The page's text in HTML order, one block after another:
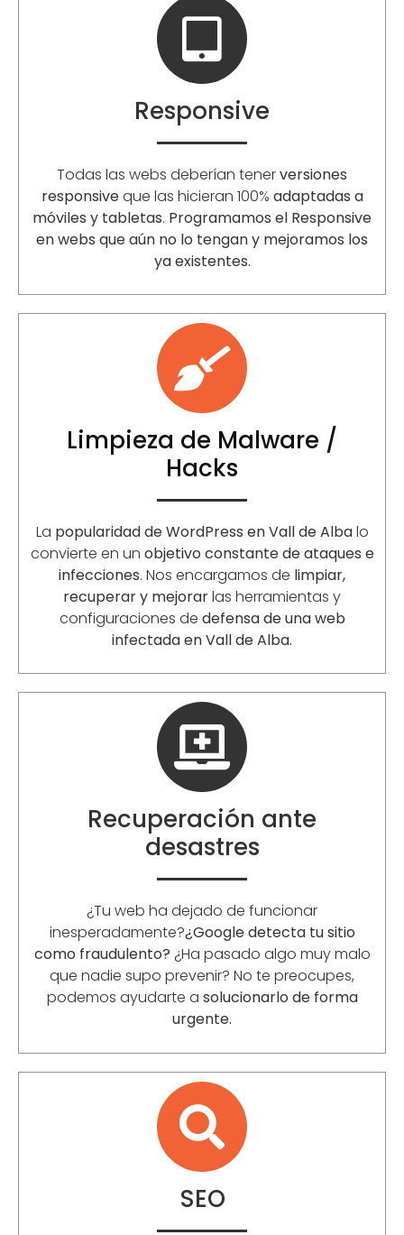
Responsive
Todas las webs deberían tenerversiones
responsiveque las hicieran 100% adaptadas a
móviles y tabletas. Programamos el Responsive
en webs que aún no lo tengan y mejoramos los
ya existentes.
Limpieza de Malware /
Hacks
La popularidad de WordPress en Vall de Albalo
convierte en un objetivo constante de ataques e
infecciones. Nos encargamos de limpiar,
recuperar y mejorarlas herramientas y
configuraciones de defensa de una web
infectada en Vall de Alba.
Recuperación ante
desastres
¿Tu web ha dejado de funcionar
inesperadamente?¿Google detecta tu sitio
como fraudulento? ¿Ha pasado algo muy malo
que nadie supo prevenir? No te preocupes,
podemos ayudarte a solucionarlo de forma
urgente.
SEO